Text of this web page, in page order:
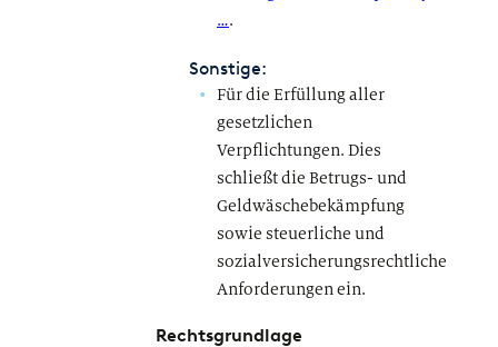
….
Sonstige:
Für die Erfüllung aller
gesetzlichen
Verpflichtungen. Dies
schließt die Betrugs- und
Geldwäschebekämpfung
sowie steuerliche und
sozialversicherungsrechtliche
Anforderungen ein.
Rechtsgrundlage